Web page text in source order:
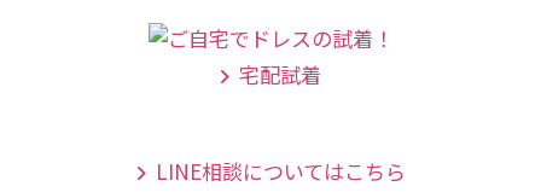
宅配試着
LINE相談についてはこちら